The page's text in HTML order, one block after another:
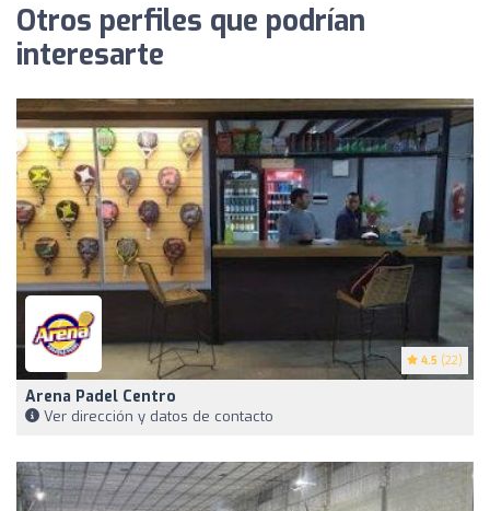
Otros perfiles que podrían
interesarte
4.5 (22)
Arena Padel Centro
Ver dirección y datos de contacto